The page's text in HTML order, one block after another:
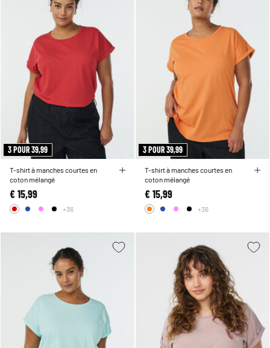
3 POUR 39,99
T-shirt à manches courtes en
coton mélangé
€ 15,99
+36
3 POUR 39,99
T-shirt à manches courtes en
coton mélangé
€ 15,99
+36